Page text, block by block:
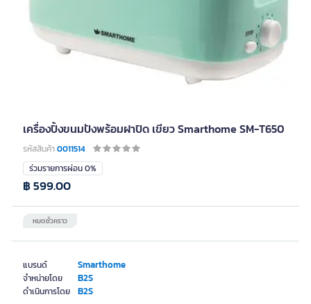
เครื่องปิ้งขนมปังพร้อมฝาปิด เขียว Smarthome SM-T650
รหัสสินค้า0011514
แบรนด์ Smarthome
จำหน่ายโดย B2S
ดำเนินการโดย B2S
ร่วมรายการผ่อน 0%
หมดชั่วคราว
฿ 599.00